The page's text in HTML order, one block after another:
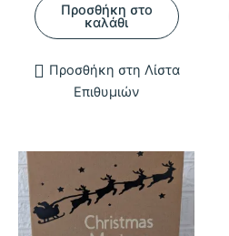
Προσθήκη στο
καλάθι
Προσθήκη στη Λίστα
Επιθυμιών